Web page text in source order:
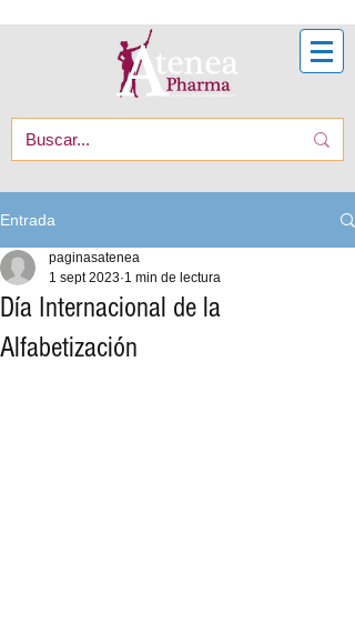
Entrada
Día Internacional de la
Alfabetización
paginasatenea
1 sept 2023 1 min de lectura